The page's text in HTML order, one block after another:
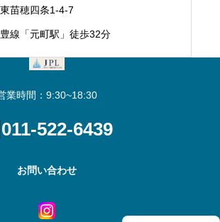
苗穂四条1-4-7
線「元町駅」徒歩32分
業時間：9:30~18:30
011-522-6439
お問い合わせ